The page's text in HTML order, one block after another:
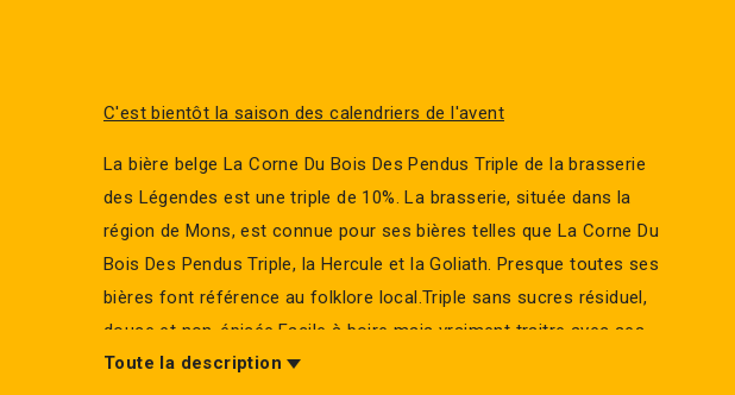
C'est bientôt la saison des calendriers de l'avent
La bière belge La Corne Du Bois Des Pendus Triple de la brasserie
des Légendes est une triple de 10%. La brasserie, située dans la
région de Mons, est connue pour ses bières telles que La Corne Du
Bois Des Pendus Triple, la Hercule et la Goliath. Presque toutes ses
bières font référence au folklore local.Triple sans sucres résiduel,
douce et non-épicée.Facile à boire mais vraiment traitre avec ses
10% d'alcool.
Toute la description